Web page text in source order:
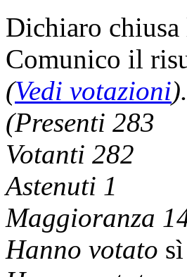
Dichiaro
Comunico il
(Vedi votazioni).
(Presenti 283
Votanti 282
Astenuti 1
Maggioranza
Hanno votato sì